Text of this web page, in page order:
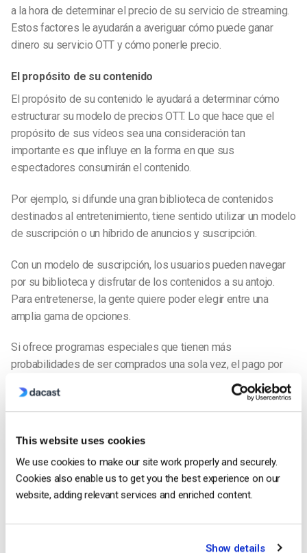
This website uses cookies
We use cookies to make our site work properly and securely.
Cookies also enable us to get you the best experience on our
website, adding relevant services and enriched content.
Show details
a la hora de determinar el precio de su servicio de streaming.
Estos factores le ayudarán a averiguar cómo puede ganar
dinero su servicio OTT y cómo ponerle precio.
El propósito de su contenido
El propósito de su contenido le ayudará a determinar cómo
estructurar su modelo de precios OTT. Lo que hace que el
propósito de sus vídeos sea una consideración tan
importante es que influye en la forma en que sus
espectadores consumirán el contenido.
Por ejemplo, si difunde una gran biblioteca de contenidos
destinados al entretenimiento, tiene sentido utilizar un modelo
de suscripción o un híbrido de anuncios y suscripción.
Con un modelo de suscripción, los usuarios pueden navegar
por su biblioteca y disfrutar de los contenidos a su antojo.
Para entretenerse, la gente quiere poder elegir entre una
amplia gama de opciones.
Si ofrece programas especiales que tienen más
probabilidades de ser comprados una sola vez, el pago por
visión es lo más lógico, pero los anuncios también podrían
funcionar en esta situación.
quiera pagar por acceder a ese contenido exclusivo o esperar
a ver los anuncios para poder verlo.
Costes de explotación